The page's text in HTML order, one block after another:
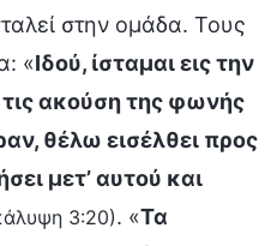
στην ομάδα. Τους
«Ιδού, ίσταμαι εις την
ακούση της φωνής
θέλω εισέλθει προς
μετ’ αυτού και
3:20). «Τα